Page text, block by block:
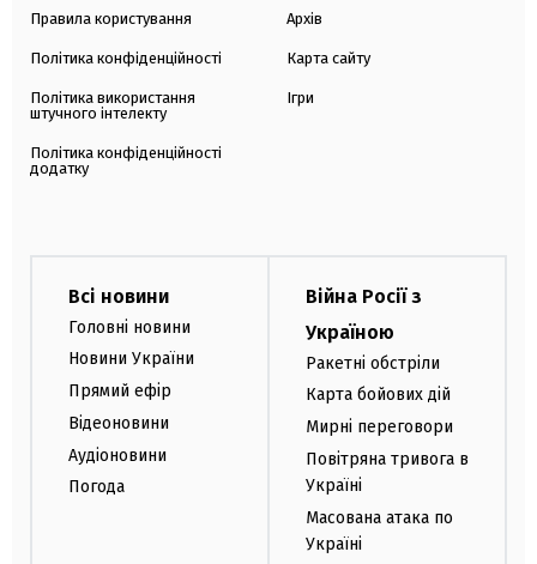
Правила користування
Політика конфіденційності
Політика використання
штучного інтелекту
Політика конфіденційності
додатку
Архів
Карта сайту
Ігри
Всі новини
Головні новини
Новини України
Прямий ефір
Відеоновини
Аудіоновини
Погода
Війна Росії з
Україною
Ракетні обстріли
Карта бойових дій
Мирні переговори
Повітряна тривога в
Україні
Масована атака по
Україні